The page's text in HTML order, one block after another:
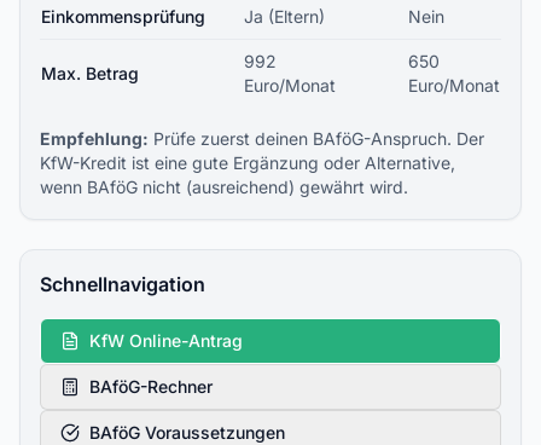
Einkommensprüfung Ja (Eltern) Nein
Max. Betrag
992
Euro/Monat
650
Euro/Monat
Empfehlung: Prüfe zuerst deinen BAföG-Anspruch. Der
KfW-Kredit ist eine gute Ergänzung oder Alternative,
wenn BAföG nicht (ausreichend) gewährt wird.
Schnellnavigation
KfW Online-Antrag
BAföG-Rechner
BAföG Voraussetzungen